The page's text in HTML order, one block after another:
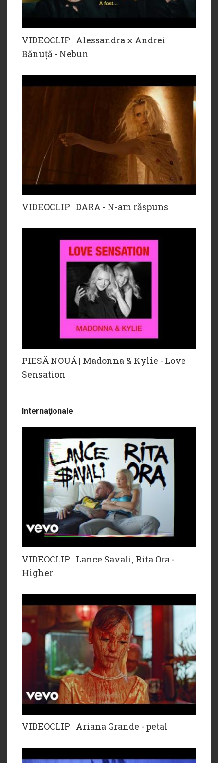
VIDEOCLIP | Alessandra x Andrei
Bănuță - Nebun
VIDEOCLIP | DARA - N-am răspuns
PIESĂ NOUĂ | Madonna & Kylie - Love
Sensation
Internaţionale
VIDEOCLIP | Lance Savali, Rita Ora -
Higher
VIDEOCLIP | Ariana Grande - petal